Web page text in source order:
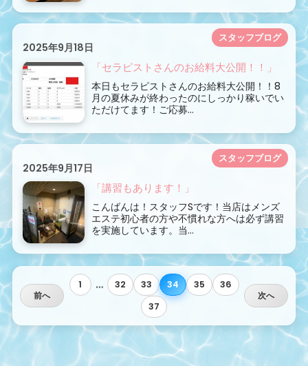
2025年9月18日
スタッフブログ
「セラピストさんのお給料大公開！！」
本日もセラピストさんのお給料大公開！！8
月の夏休みが終わったのにしっかり稼いでい
ただけてます！ご応募...
2025年9月17日
スタッフブログ
「講習もあります！」
こんばんは！スタッフSです！当店はメンズ
エステ初心者の方や不慣れな方へは必ず講習
を実施しています。当...
前へ
1 … 32 33 34 35
36
37
次へ